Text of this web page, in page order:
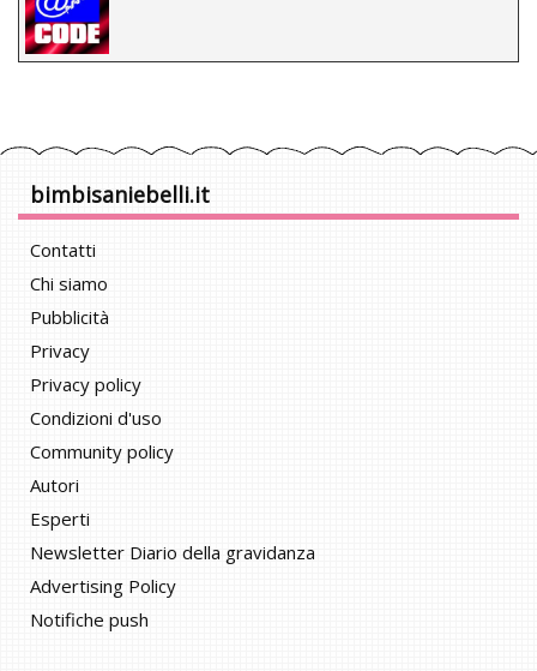
bimbisaniebelli.it
Contatti
Chi siamo
Pubblicità
Privacy
Privacy policy
Condizioni d'uso
Community policy
Autori
Esperti
Newsletter Diario della gravidanza
Advertising Policy
Notifiche push